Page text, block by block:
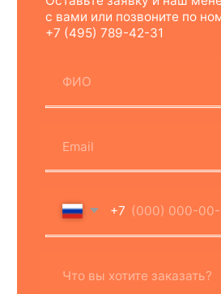
Я подтверждаю ознакомление и даю
Согласие на обработкумоих
персональных данных в порядке
и на условиях, указанных в
Пн–Пт с 9:00 до 18:00